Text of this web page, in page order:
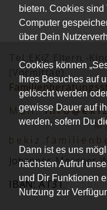
bieten. Cookies
Computer
über Dein
Cookies können
Ihres Besuches auf
gelöscht werden
gewisse Dauer auf
werden, sofern Du
Dann ist es uns
nächsten Aufruf
und Dir Funktionen
Nutzung zur
(Vormittag)
Mail:
Johannes-Messner-
IBAN: AT312051